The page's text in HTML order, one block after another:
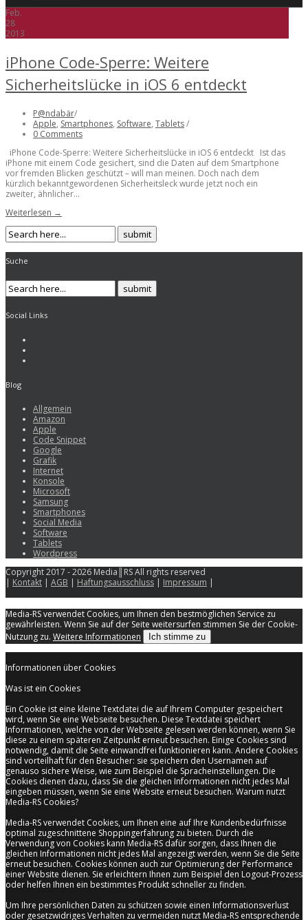
Feb.
28
2013
iPhone Code-Sperre: Weitere
Sicherheitslücke in iOS 6 entdeckt
P@ndabär/
Apple, Smartphones, Software, Tablets/
0 Comments
iPhone Code-Sperre: Weitere Sicherheitslücke in iOS 6 entdeckt Ist das
iPhone mit einem Code gesichert, sind die Daten auf dem Smartphone
vor fremden Blicken geschützt – will man meinen. Doch nach dem
kürzlich bekanntgewordenen Sicherheitsleck wurde jetzt noch ein
zweiter, ähnlicher...
Weiterlesen →
Suche
Social Links
Blog
Allgemein
Amazon
Apple
Code Snippet
Google
Grafik
Internet
Konsole
Microsoft
Samsung
Smartphones
Social Media
Software
Tablets
Wordpress
Copyright 2017 - 2026 Media║RS All rights reserved
| Kontakt | AGB | Haftungsausschluss | Impressum |
Media-RS verwendet Cookies, um Ihnen den bestmöglichen Service zu
gewährleisten. Wenn Sie auf der Seite weitersurfen stimmen Sie der Cookie-
Nutzung zu. Weitere Informationen Ich stimme zu
Informationen über Cookies
Was ist ein Cookies
Ein Cookie ist eine kleine Textdatei die auf Ihrem Computer gespeichert
wird, wenn Sie eine Webseite besuchen. Diese Textdatei speichert
Informationen, welche von der Webseite gelesen werden können, wenn Sie
diese zu einem späteren Zeitpunkt erneut besuchen. Einige Cookies sind
notwendig, damit die Seite einwandfrei funktionieren kann. Andere Cookies
sind vorteilhaft für den Besucher: sie speichern den Usernamen auf
genauso sichere Weise, wie zum Beispiel die Spracheinstellungen. Die
Cookies dienen dazu, dass Sie die gleichen Informationen nicht jedes Mal
eingeben müssen, wenn Sie eine Website erneut besuchen. Warum nutzt
Media-RS Cookies?
Media-RS verwendet Cookies, um Ihnen eine auf Ihre Kundenbedürfnisse
optimal zugeschnittene Shoppingerfahrung zu bieten. Durch die
Verwendung von Cookies kann Media-RS dafür sorgen, dass Ihnen die
gleichen Informationen nicht jedes Mal angezeigt werden, wenn Sie die Seite
erneut besuchen. Cookies können auch zur Optimierung der Performance
einer Website dienen. Sie erleichtern Ihnen zum Beispiel den Logout-Prozess
oder helfen Ihnen ein bestimmtes Produkt schneller zu finden.
Um Ihre persönlichen Daten zu schützen sowie einen Informationsverlust
oder gesetzwidriges Verhalten zu vermeiden nutzt Media-RS entsprechende